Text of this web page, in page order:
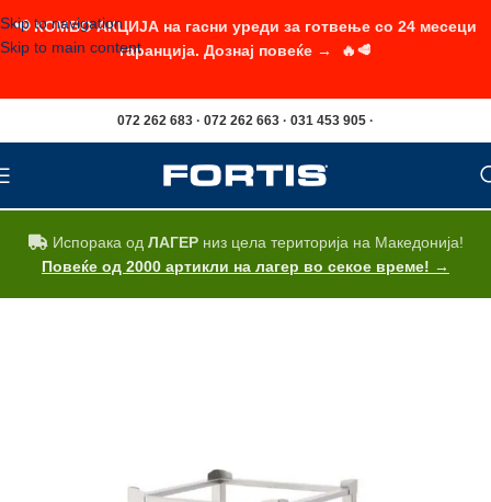
Skip to navigation
Skip to main content
072 262 683 · 072 262 663 · 031 453 905 ·
Испорака од ЛАГЕРниз цела територија на Македонија!
Повеќе од 2000 артикли на лагер во секое време! →
📢 КОМБО АКЦИЈА на гасни уреди за готвење со 24 месеци
гаранција. Дознај повеќе → 🔥🥩